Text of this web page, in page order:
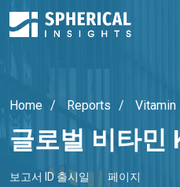
Home Reports Vitamin
글로벌 비타민
보고서 ID 출시일 페이지